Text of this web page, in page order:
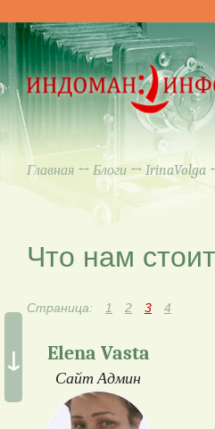
Главная ↔ Блоги ↔IrinaVolga
↓
Что нам
Страница: 1 2 3 4
Elena Vasta
Сайт Админ